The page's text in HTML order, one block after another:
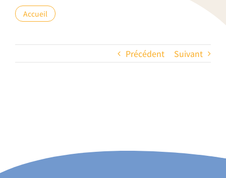
Accueil
Précédent Suivant